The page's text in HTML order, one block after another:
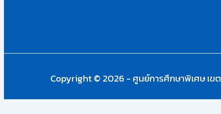
Copyright © 2026 - ศูนย์การศึกษาพิเศษ เ